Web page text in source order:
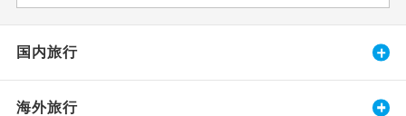
国内旅行
海外旅行